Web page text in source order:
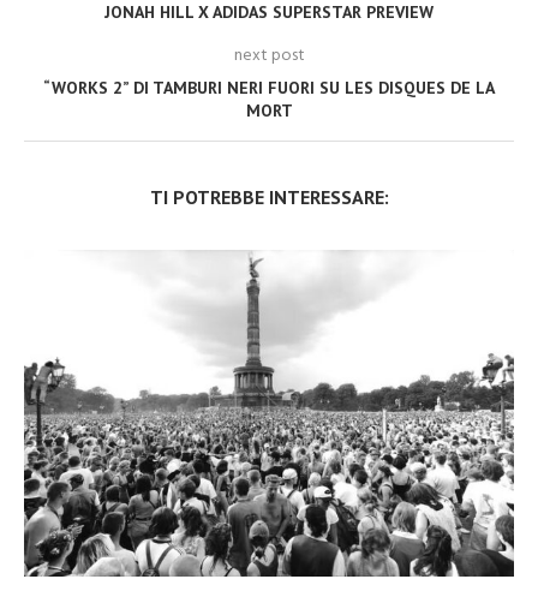
JONAH HILL X ADIDAS SUPERSTAR PREVIEW
next post
“WORKS 2” DI TAMBURI NERI FUORI SU LES DISQUES DE LA
MORT
TI POTREBBE INTERESSARE: